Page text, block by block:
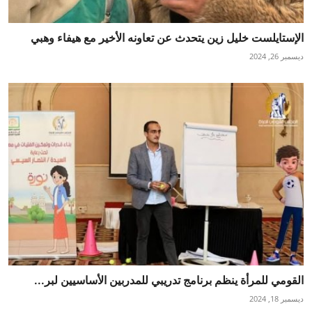
الإستايلست خليل زين يتحدث عن تعاونه الأخير مع هيفاء وهبي
ديسمبر 26, 2024
القومي للمرأة ينظم برنامج تدريبي للمدربين الأساسيين لبر...
ديسمبر 18, 2024